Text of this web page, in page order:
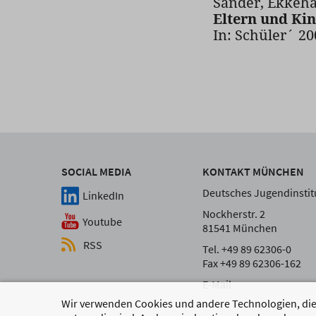
Wir verwenden Cookies und andere Technologien,
Eltern und
In: Schüler´
SOCIAL MEDIA
LinkedIn
Youtube
RSS
KONTAKT MÜNCHEN
Deutsches
Nockherstr. 2
81541 München
Tel. +49 89 62306-0
Fax +49 89 62306-162
E-Mail